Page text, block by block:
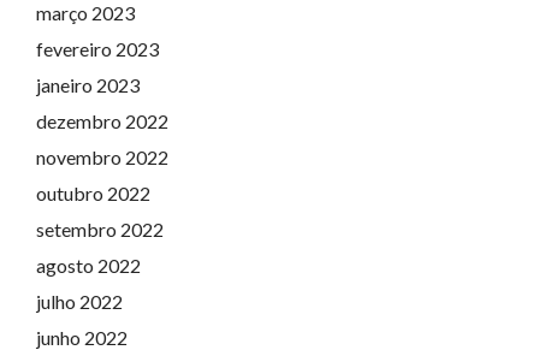
março 2023
fevereiro 2023
janeiro 2023
dezembro 2022
novembro 2022
outubro 2022
setembro 2022
agosto 2022
julho 2022
junho 2022